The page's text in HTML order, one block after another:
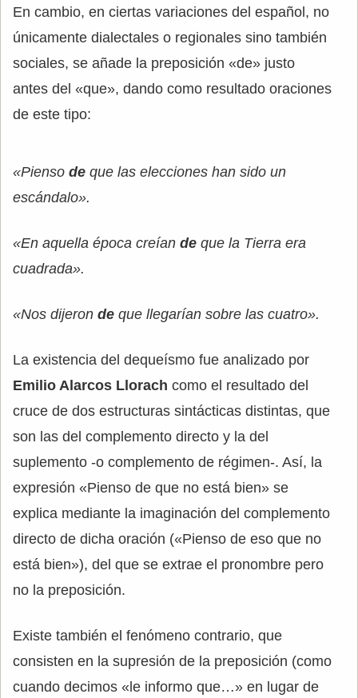
En cambio, en ciertas variaciones del español, no
únicamente dialectales o regionales sino también
sociales, se añade la preposición «de» justo
antes del «que», dando como resultado oraciones
de este tipo:
«Pienso de que las elecciones han sido un
escándalo».
«En aquella época creían de que la Tierra era
cuadrada».
«Nos dijeron de que llegarían sobre las cuatro».
La existencia del dequeísmo fue analizado por
Emilio Alarcos Llorach como el resultado del
cruce de dos estructuras sintácticas distintas, que
son las del complemento directo y la del
suplemento -o complemento de régimen-. Así, la
expresión «Pienso de que no está bien» se
explica mediante la imaginación del complemento
directo de dicha oración («Pienso de eso que no
está bien»), del que se extrae el pronombre pero
no la preposición.
Existe también el fenómeno contrario, que
consisten en la supresión de la preposición (como
cuando decimos «le informo que…» en lugar de